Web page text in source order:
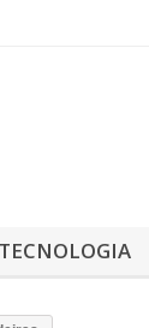
TECNOLOGIA